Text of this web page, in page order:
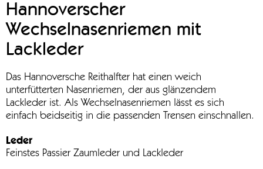
Hannoverscher
Wechselnasenriemen mit
Lackleder
Das Hannoversche Reithalfter hat einen weich
unterfütterten Nasenriemen, der aus glänzendem
Lackleder ist. Als Wechselnasenriemen lässt es sich
einfach beidseitig in die passenden Trensen einschnallen.
Leder
Feinstes Passier Zaumleder und Lackleder